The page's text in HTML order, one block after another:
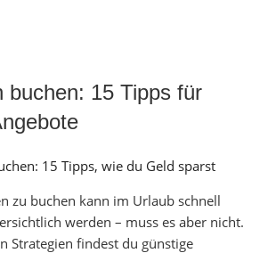
buchen: 15 Tipps für
zu buchen kann im Urlaub schnell
werden – muss es aber nicht.
Strategien findest du günstige